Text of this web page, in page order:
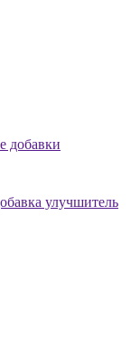
добавки
улучшитель